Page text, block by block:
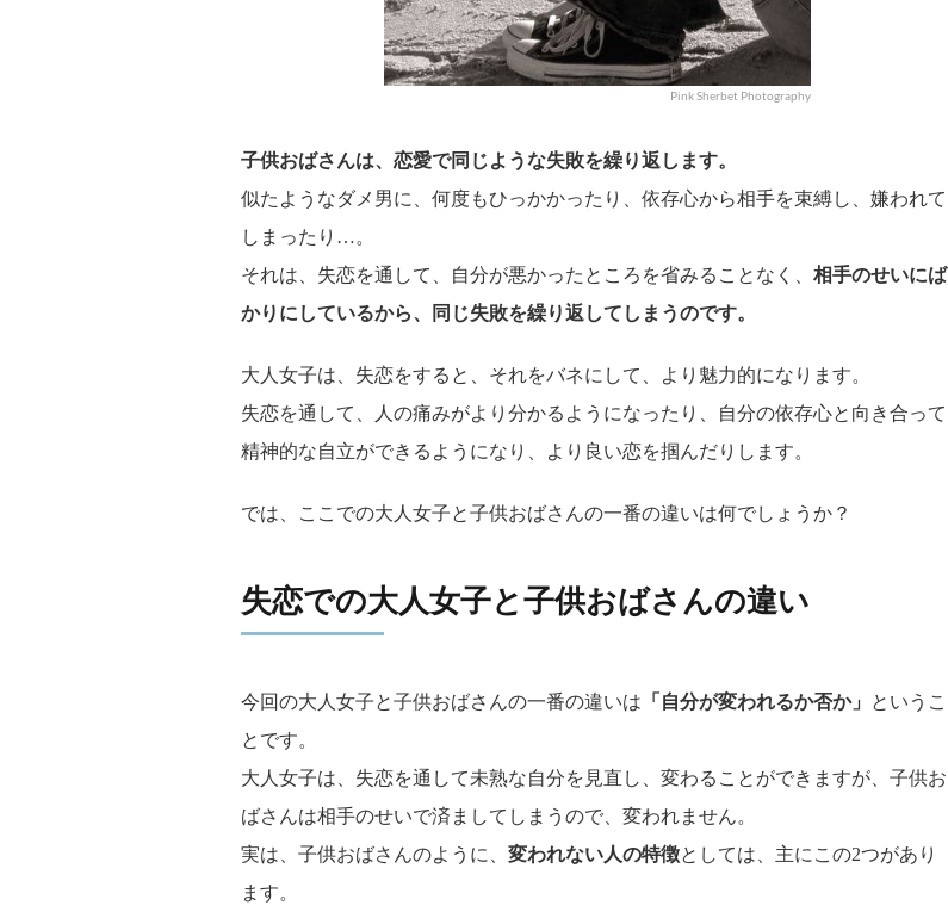
Pink Sherbet Photography
子供おばさんは、恋愛で同じような失敗を繰り返します。
似たようなダメ男に、何度もひっかかったり、依存心から相手を束縛し、嫌われて
しまったり…。
それは、失恋を通して、自分が悪かったところを省みることなく、 相手のせいにば
かりにしているから、同じ失敗を繰り返してしまうのです。
大人女子は、失恋をすると、それをバネにして、より魅力的になります。
失恋を通して、人の痛みがより分かるようになったり、自分の依存心と向き合って
精神的な自立ができるようになり、より良い恋を掴んだりします。
では、ここでの大人女子と子供おばさんの一番の違いは何でしょうか？
失恋での大人女子と子供おばさんの違い
今回の大人女子と子供おばさんの一番の違いは 「自分が変われるか否か」
というこ
とです。
大人女子は、失恋を通して未熟な自分を見直し、変わることができますが、子供お
ばさんは相手のせいで済ましてしまうので、変われません。
実は、子供おばさんのように、 変われない人の特徴としては、主にこの2つがあり
ます。